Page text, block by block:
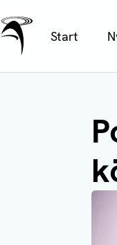
Ålands Radio & TV
Start